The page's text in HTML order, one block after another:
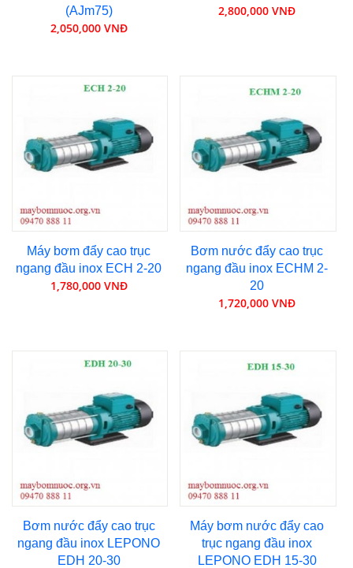
(AJm75)
2,050,000 VNĐ
2,800,000 VNĐ
Máy bơm đẩy cao trục
ngang đầu inox ECH 2-20
1,780,000 VNĐ
Bơm nước đẩy cao trục
ngang đầu inox ECHM 2-
20
1,720,000 VNĐ
Bơm nước đẩy cao trục
ngang đầu inox LEPONO
EDH 20-30
Máy bơm nước đẩy cao
trục ngang đầu inox
LEPONO EDH 15-30